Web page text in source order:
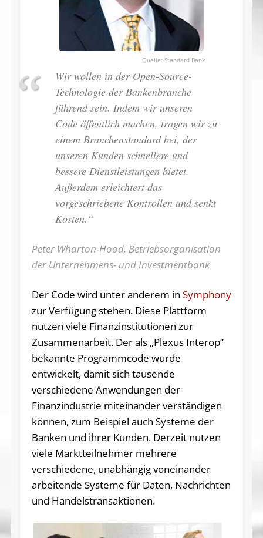
Standard Bank
Wir wollen in der Open-Source-
Technologie der Bankenbranche
führend sein. Indem wir unseren
Code öffentlich machen, tragen wir zu
einem Branchenstandard bei, der
unseren Kunden schnellere und
bessere Dienstleistungen bietet.
Außerdem erleichtert das
vorgeschriebene Kontrollen und senkt
Kosten.“
Peter Wharton-Hood, Betriebsorganisation
der Unternehmens- und Investmentbank
Der Code wird unter anderem in Symphony
zur Verfügung stehen. Diese Plattform
nutzen viele Finanzinstitutionen zur
Zusammenarbeit. Der als „Plexus Interop“
bekannte Programmcode wurde
entwickelt, damit sich tausende
verschiedene Anwendungen der
Finanzindustrie miteinander verständigen
können, zum Beispiel auch Systeme der
Banken und ihrer Kunden. Derzeit nutzen
viele Marktteilnehmer mehrere
verschiedene, unabhängig voneinander
arbeitende Systeme für Daten, Nachrichten
und Handelstransaktionen.